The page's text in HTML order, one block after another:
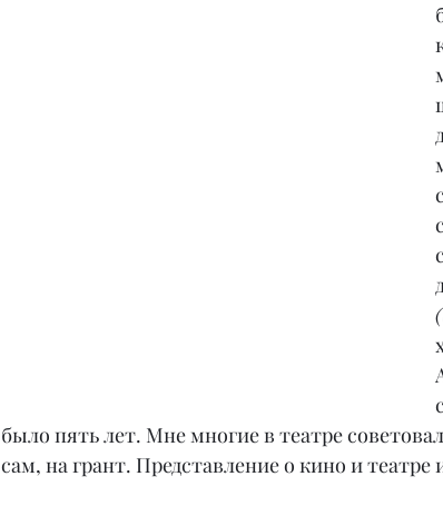
было пять лет. Мне многие в театре
сам, на грант. Представление о кино и